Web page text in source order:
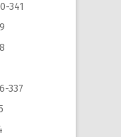
341
337